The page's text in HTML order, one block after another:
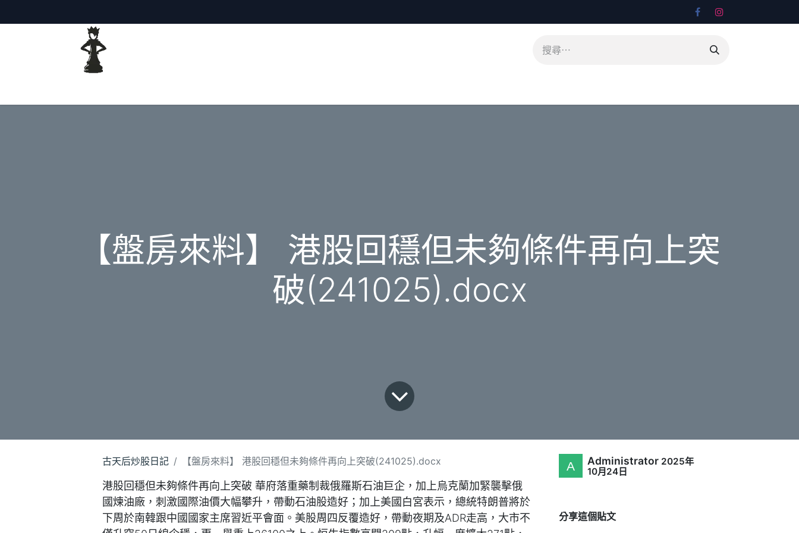
【盤房來料】 港股回穩但未夠條件再向上突
破(241025).docx
古天后炒股日記 【盤房來料】 港股回穩但未夠條件再向上突破(241025).docx
港股回穩但未夠條件再向上突破 華府落重藥制裁俄羅斯石油巨企，加上烏克蘭加緊襲擊俄
國煉油廠，刺激國際油價大幅攀升，帶動石油股造好；加上美國白宮表示，總統特朗普將於
下周於南韓跟中國國家主席習近平會面。美股周四反覆造好，帶動夜期及ADR走高，大市不
Administrator 2025年
10月24日
分享這個貼文